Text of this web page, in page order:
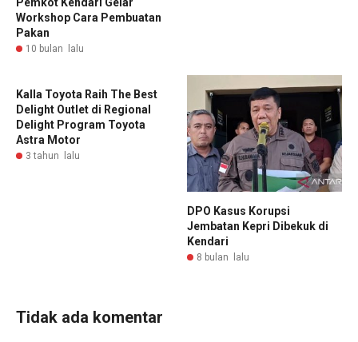
Workshop Cara Pembuatan
Pakan
10 bulan lalu
Kalla Toyota Raih The Best
Delight Outlet di Regional
Delight Program Toyota
Astra Motor
3 tahun lalu
DPO Kasus Korupsi
Jembatan Kepri Dibekuk di
Kendari
8 bulan lalu
Tidak ada komentar